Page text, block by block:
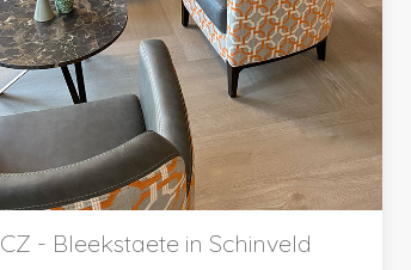
CZ - Bleekstaete in Schinveld